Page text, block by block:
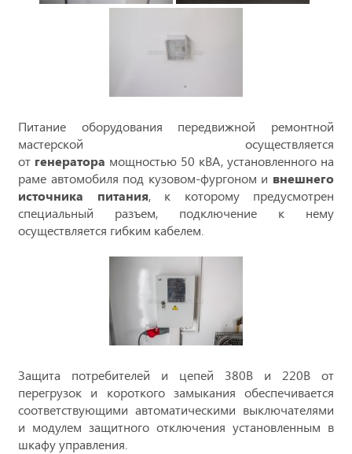
Питание оборудования передвижной ремонтной
мастерской осуществляется
от генератора мощностью 50 кВА, установленного на
раме автомобиля под кузовом-фургоном и внешнего
источника питания, к которому предусмотрен
специальный разъем, подключение к нему
осуществляется гибким кабелем.
Защита потребителей и цепей 380В и 220В от
перегрузок и короткого замыкания обеспечивается
соответствующими автоматическими выключателями
и модулем защитного отключения установленным в
шкафу управления.